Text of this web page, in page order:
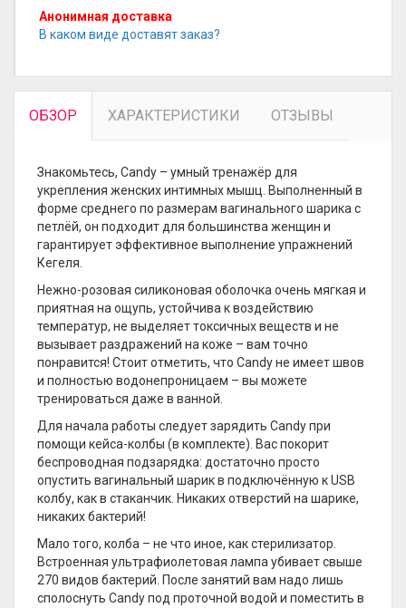
Анонимная доставка
В каком виде доставят заказ?
ОБЗОР ХАРАКТЕРИСТИКИ ОТЗЫВЫ
Знакомьтесь, Candy – умный тренажёр для
укрепления женских интимных мышц. Выполненный в
форме среднего по размерам вагинального шарика с
петлёй, он подходит для большинства женщин и
гарантирует эффективное выполнение упражнений
Кегеля.
Нежно-розовая силиконовая оболочка очень мягкая и
приятная на ощупь, устойчива к воздействию
температур, не выделяет токсичных веществ и не
вызывает раздражений на коже – вам точно
понравится! Стоит отметить, что Candy не имеет швов
и полностью водонепроницаем – вы можете
тренироваться даже в ванной.
Для начала работы следует зарядить Candy при
помощи кейса-колбы (в комплекте). Вас покорит
беспроводная подзарядка: достаточно просто
опустить вагинальный шарик в подключённую к USB
колбу, как в стаканчик. Никаких отверстий на шарике,
никаких бактерий!
Мало того, колба – не что иное, как стерилизатор.
Встроенная ультрафиолетовая лампа убивает свыше
270 видов бактерий. После занятий вам надо лишь
сполоснуть Candy под проточной водой и поместить в